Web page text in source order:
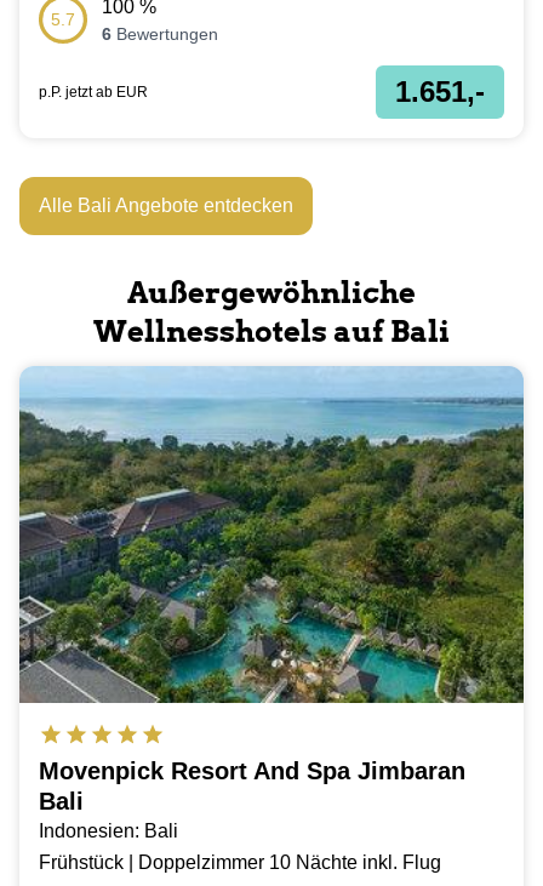
5.7
100 %
6 Bewertungen
p.P. jetzt ab EUR 1.651,-
Alle Bali Angebote entdecken
Außergewöhnliche
Wellnesshotels auf Bali
Movenpick Resort And Spa Jimbaran
Bali
Indonesien: Bali
Frühstück | Doppelzimmer 10 Nächte inkl. Flug